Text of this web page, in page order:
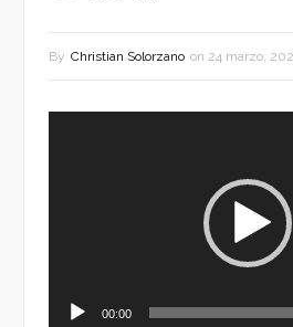
By Christian Solorzano on 24 marzo,
00:00